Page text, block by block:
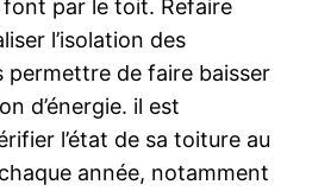
par le toit. Refaire
l’isolation des
permettre de faire baisser
d’énergie. il est
l’état de sa toiture au
année, notamment